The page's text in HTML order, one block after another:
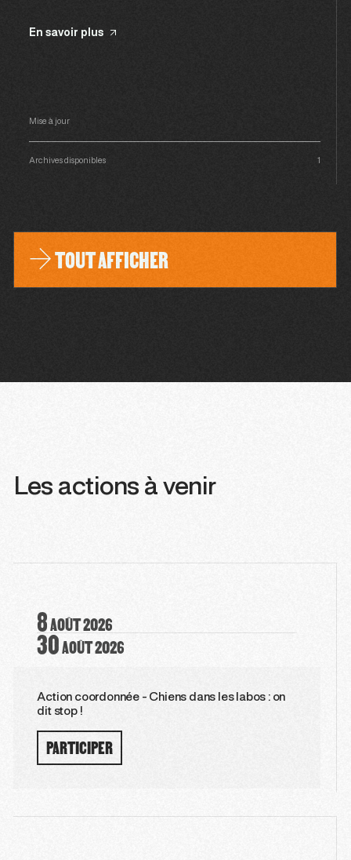
En savoir plus
Mise à jour
Archives disponibles 1
TOUT AFFICHER
Les actions à venir
8AOÛT2026
30AOÛT2026
Action coordonnée - Chiens dans les labos : on
dit stop !
PARTICIPER